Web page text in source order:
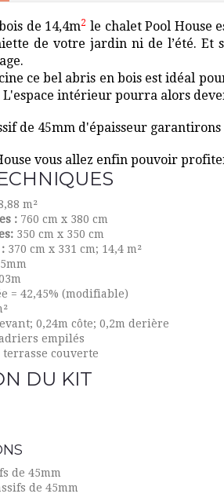
de 14,4m2 le chalet Pool House
de votre jardin ni de l’été. Et
ce bel abris en bois est idéal
intérieur pourra alors
de 45mm d'épaisseur
vous allez enfin pouvoir
m²
: 760 cm x 380 cm
350 cm x 350 cm
370 cm x 331 cm; 14,4 m²
= 42,45% (modifiable)
²
0,24m côte; 0,2m derière
empilés
terrasse couverte
DU KIT
de 45mm
de 45mm